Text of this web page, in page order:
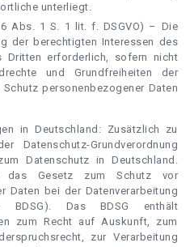
unterliegt.
Abs. 1 S. 1 lit. f. DSGVO) – Die
der berechtigten Interessen des
Dritten erforderlich, sofern nicht
und Grundfreiheiten der
personenbezogener Daten
in Deutschland: Zusätzlich zu
Datenschutz-Grundverordnung
Datenschutz in Deutschland.
das Gesetz zum Schutz vor
Daten bei der Datenverarbeitung
– BDSG). Das BDSG enthält
zum Recht auf Auskunft, zum
zur Verarbeitung